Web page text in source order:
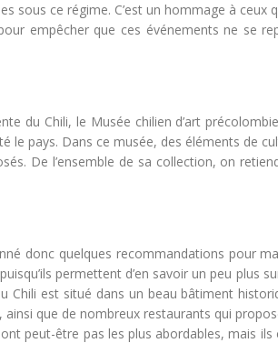
sous ce régime. C’est un hommage à ceux
empêcher que ces événements ne se
du Chili, le Musée chilien d’art
le pays. Dans ce musée, des éléments de
De l’ensemble de sa collection, on
donc quelques recommandations pour
permettent d’en savoir un peu plus
Chili est situé dans un beau bâtiment
que de nombreux restaurants qui
peut-être pas les plus abordables, mais ils